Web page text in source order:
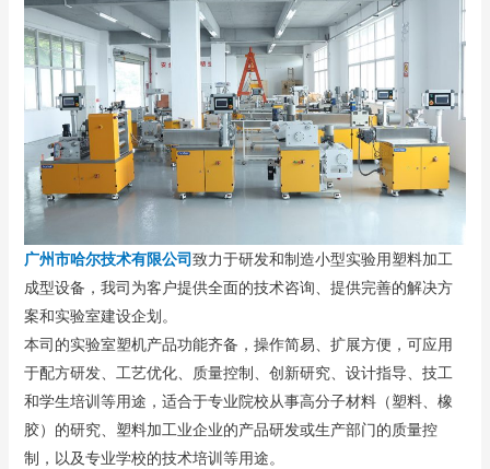
广州市哈尔技术有限公司致力于研发和制造小型实验用塑料加工
成型设备，我司为客户提供全面的技术咨询、提供完善的解决方
案和实验室建设企划。
本司的实验室塑机产品功能齐备，操作简易、扩展方便，可应用
于配方研发、工艺优化、质量控制、创新研究、设计指导、技工
和学生培训等用途，适合于专业院校从事高分子材料（塑料、橡
胶）的研究、塑料加工业企业的产品研发或生产部门的质量控
制，以及专业学校的技术培训等用途。